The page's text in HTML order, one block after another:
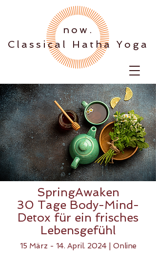
.now
Classical Hatha Yoga
SpringAwaken
30 Tage Body-Mind-
Detox für ein frisches
Lebensgefühl
15 März - 14. April. 2024 | Online